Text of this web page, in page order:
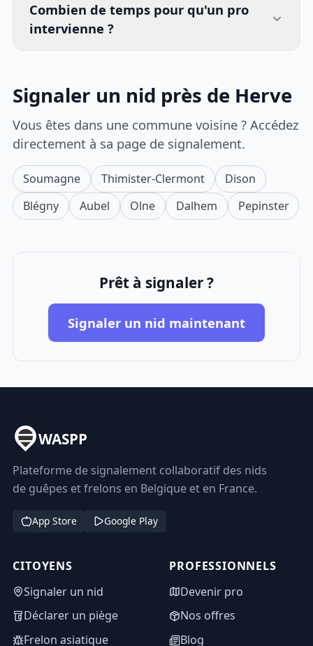
Combien de temps pour qu'un pro
intervienne ?
Signaler un nid près de Herve
Vous êtes dans une commune voisine ? Accédez
directement à sa page de signalement.
Soumagne Thimister-Clermont
Dison
Blégny
Aubel Olne Dalhem Pepinster
Prêt à signaler ?
Signaler un nid maintenant
WASPP
Plateforme de signalement collaboratif des nids
de guêpes et frelons en Belgique et en France.
App Store Google Play
CITOYENS
Signaler un nid
Déclarer un piège
Frelon asiatique
PROFESSIONNELS
Devenir pro
Nos offres
Blog